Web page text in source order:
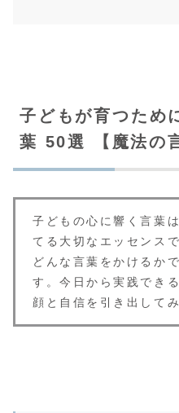
子どもが育つため
葉 50選 【魔法の
子どもの心に響く言葉
てる大切なエッセンス
どんな言葉をかけるか
す。今日から実践でき
顔と自信を引き出して